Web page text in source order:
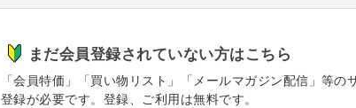
まだ会員登録されていない方はこちら
「会員特価」「買い物リスト」「メールマガジン配信」等
登録が必要です。登録、ご利用は無料です。